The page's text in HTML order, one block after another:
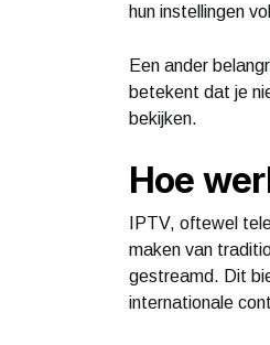
hun instellingen
Een ander
betekent dat je
bekijken.
Hoe
IPTV, oftewel
maken van
gestreamd. Dit
internationale